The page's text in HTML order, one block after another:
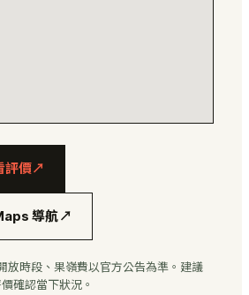
評價↗
導航↗
時段、果嶺費以官方公告為準。建議
確認當下狀況。